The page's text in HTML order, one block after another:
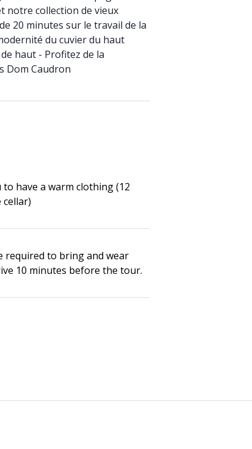
notre collection de vieux
20 minutes sur le travail de la
du cuvier du haut
haut - Profitez de la
Dom Caudron
to have a warm clothing (12
required to bring and wear
10 minutes before the tour.